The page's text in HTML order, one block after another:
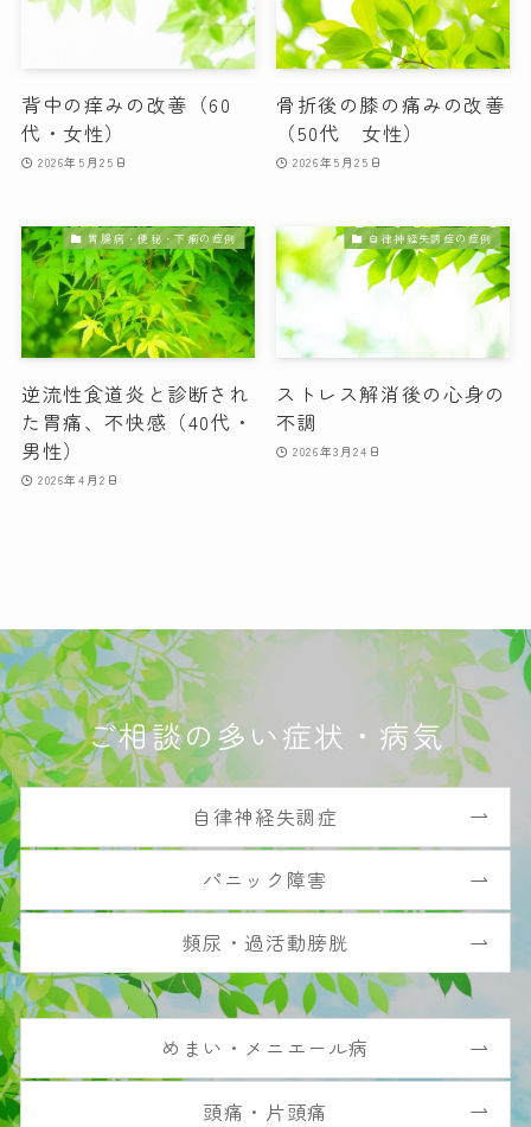
背中の痒みの改善（60
代・女性）
2026年5月25日
骨折後の膝の痛みの改善
（50代 女性）
2026年5月25日
胃腸病・便秘・下痢の症例
逆流性食道炎と診断され
た胃痛、不快感（40代・
男性）
2026年4月2日
自律神経失調症の症例
ストレス解消後の心身の
不調
2026年3月24日
ご相談の多い症状・病気
自律神経失調症
パニック障害
頻尿・過活動膀胱
めまい・メニエール病
頭痛・片頭痛